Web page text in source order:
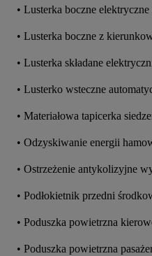
• Lusterka boczne
• Lusterka boczne z
• Lusterka składane
• Lusterko wsteczne
• Materiałowa tapicerka
• Odzyskiwanie energii
• Ostrzeżenie antykolizyjne
• Podłokietnik przedni
• Poduszka powietrzna
• Poduszka powietrzna